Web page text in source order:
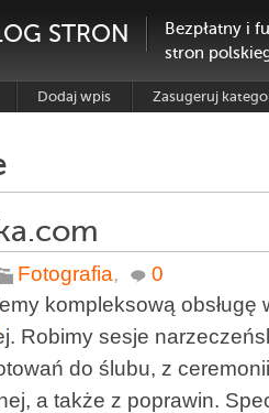
STRON
Bezpłatny i
stron
Dodaj wpis Zasugeruj
Fotografia,
0
kompleksową obsługę
Robimy sesje
do ślubu, z
a także z poprawin.